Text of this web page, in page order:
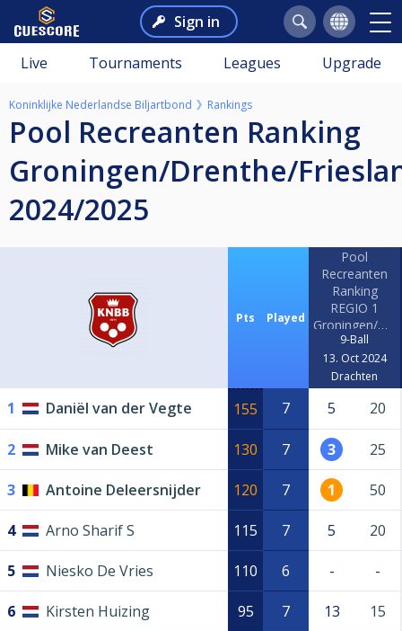
Sign in
Live Tournaments Leagues Upgrade
Koninklijke Nederlandse Biljartbond Rankings
Pool Recreanten Ranking
Groningen/Drenthe/
2024/2025
Pts Played
Pool
Recreanten
Ranking
REGIO 1
Groningen/
#1 2024/2025
9-Ball
13. Oct 2024
Drachten
1 Daniël van der Vegte 155 7 5 20
2 Mike van Deest 130 7 3 25
3 Antoine Deleersnijder 120 7 1 50
4 Arno Sharif S 115 7 5 20
5 Niesko De Vries 110 6 - -
6 Kirsten Huizing 95 7 13 15